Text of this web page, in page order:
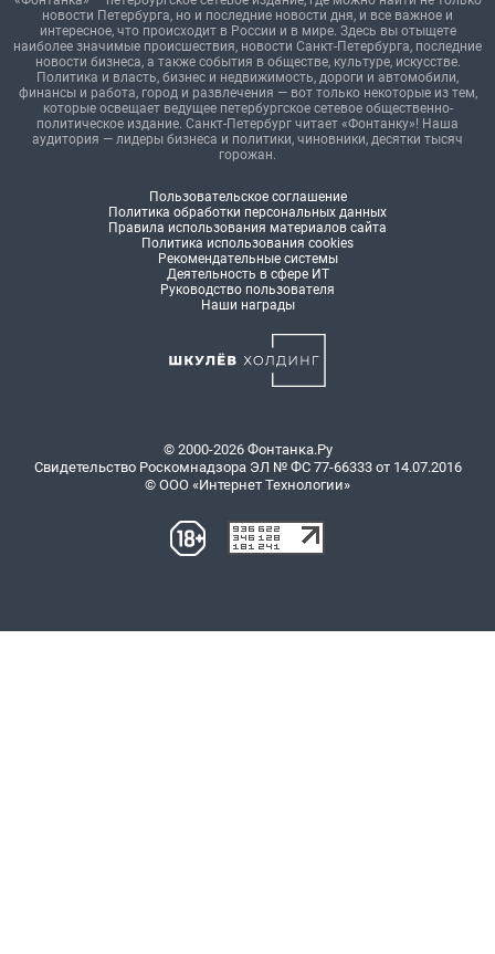
новости Петербурга, но и последние новости дня, и все важное и
интересное, что происходит в России и в мире. Здесь вы отыщете
наиболее значимые происшествия, новости Санкт-Петербурга, последние
новости бизнеса, а также события в обществе, культуре, искусстве.
Политика и власть, бизнес и недвижимость, дороги и автомобили,
финансы и работа, город и развлечения — вот только некоторые из тем,
которые освещает ведущее петербургское сетевое общественно-
политическое издание. Санкт-Петербург читает «Фонтанку»! Наша
аудитория — лидеры бизнеса и политики, чиновники, десятки тысяч
горожан.
Пользовательское соглашение
Политика обработки персональных данных
Правила использования материалов сайта
Политика использования cookies
Рекомендательные системы
Деятельность в сфере ИТ
Руководство пользователя
Наши награды
© 2000-2026 Фонтанка.Ру
Свидетельство Роскомнадзора ЭЛ № ФС 77-66333 от 14.07.2016
© ООО «Интернет Технологии»